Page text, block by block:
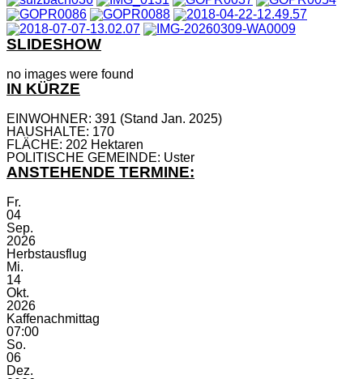
SLIDESHOW
no images were found
IN KÜRZE
EINWOHNER: 391 (Stand Jan. 2025)
HAUSHALTE: 170
FLÄCHE: 202 Hektaren
POLITISCHE GEMEINDE: Uster
ANSTEHENDE TERMINE:
Fr.
04
Sep.
2026
Herbstausflug
Mi.
14
Okt.
2026
Kaffenachmittag
07:00
So.
06
Dez.